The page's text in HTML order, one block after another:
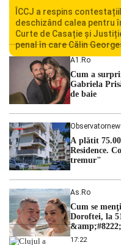
ÎCCJ a respins
deschizând calea pentru
Curte de Casație și
penal în care Călin
persoane sunt acuzați
ordinii constituționale. În
judecătorii de la instanța
A1.ro
Cum a
Gabriela
de baie
A plătit
Residence.
tremur"
As.ro
Cum se
Doroftei, la
dezvăluit
17:22